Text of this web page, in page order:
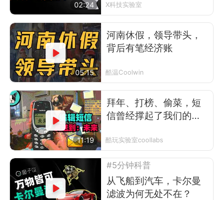
02:24 X科技实验室
05:15
河南休假，领导带头，
背后有笔经济账
酷温Coolwin
11:19
拜年、打榜、偷菜，短
信曾经撑起了我们的前
酷玩实验室coollabs
#5分钟科普
从飞船到汽车，卡尔曼
滤波为何无处不在？